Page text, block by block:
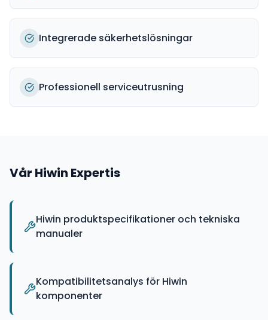
Integrerade säkerhetslösningar
Professionell serviceutrusning
Vår Hiwin Expertis
Hiwin produktspecifikationer och tekniska
manualer
Kompatibilitetsanalys för Hiwin
komponenter